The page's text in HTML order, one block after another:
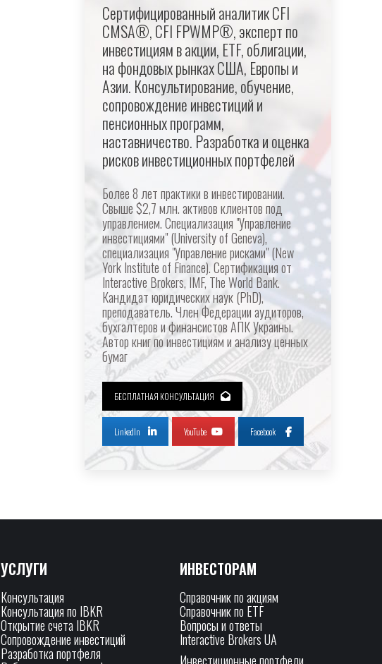
Сертифицированный аналитик CFI
CMSA®, CFI FPWMP®, эксперт по
инвестициям в акции, ETF, облигации,
на фондовых рынках США, Европы и
Азии. Консультирование, обучение,
сопровождение инвестиций и
пенсионных программ,
наставничество. Разработка и оценка
рисков инвестиционных портфелей
Более 8 лет практики в инвестировании.
Свыше $2,7 млн. активов клиентов под
управлением. Специализация "Управление
инвестициями" (University of Geneva),
специализация "Управление рисками" (New
York Institute of Finance). Сертификация от
Interactive Brokers, IMF, The World Bank.
Кандидат юридических наук (PhD),
преподаватель. Член Федерации аудиторов,
бухгалтеров и финансистов АПК Украины.
Автор книг по инвестициям и анализу ценных
бумаг
БЕСПЛАТНАЯ КОНСУЛЬТАЦИЯ
LinkedIn YouTube Facebook
УСЛУГИ
Консультация
Консультация по IBKR
Открытие счета IBKR
Сопровождение инвестиций
Разработка портфеля
ИНВЕСТОРАМ
Справочник по акциям
Справочник по ETF
Вопросы и ответы
Interactive Brokers UA